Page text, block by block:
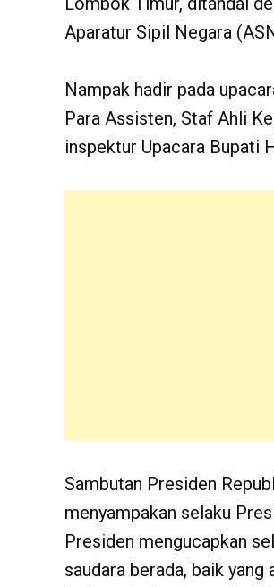
Aparatur Sipil Negara
Nampak hadir pada
Para Assisten, Staf Ahli
inspektur Upacara Bupati
Sambutan Presiden
menyampakan selaku
Presiden mengucapkan
saudara berada, baik